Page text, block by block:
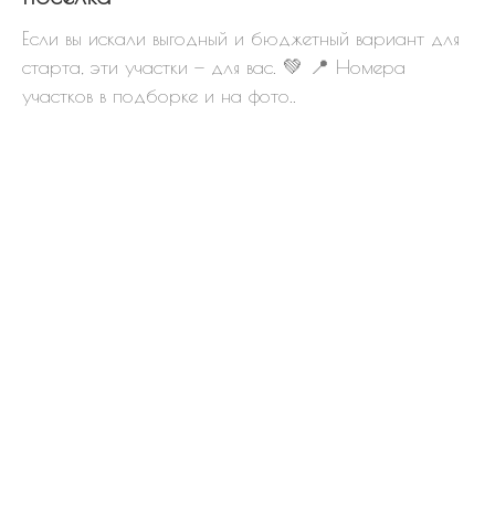
Если вы искали выгодный и бюджетный вариант для
старта, эти участки — для вас. 💚 📍 Номера
участков в подборке и на фото..